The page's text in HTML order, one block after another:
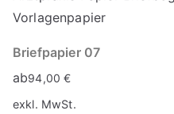
Briefpapier 07
ab94,00€
exkl. MwSt.